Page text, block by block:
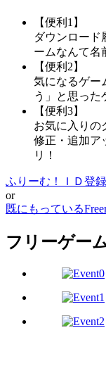
【便利1】
ダウンロード
ームなんて名
【便利2】
気になるゲー
う」と思った
【便利3】
お気に入りの
修正・追加ア
リ！
ふりーむ！ＩＤ登録
or
既にもっている
フリーゲー